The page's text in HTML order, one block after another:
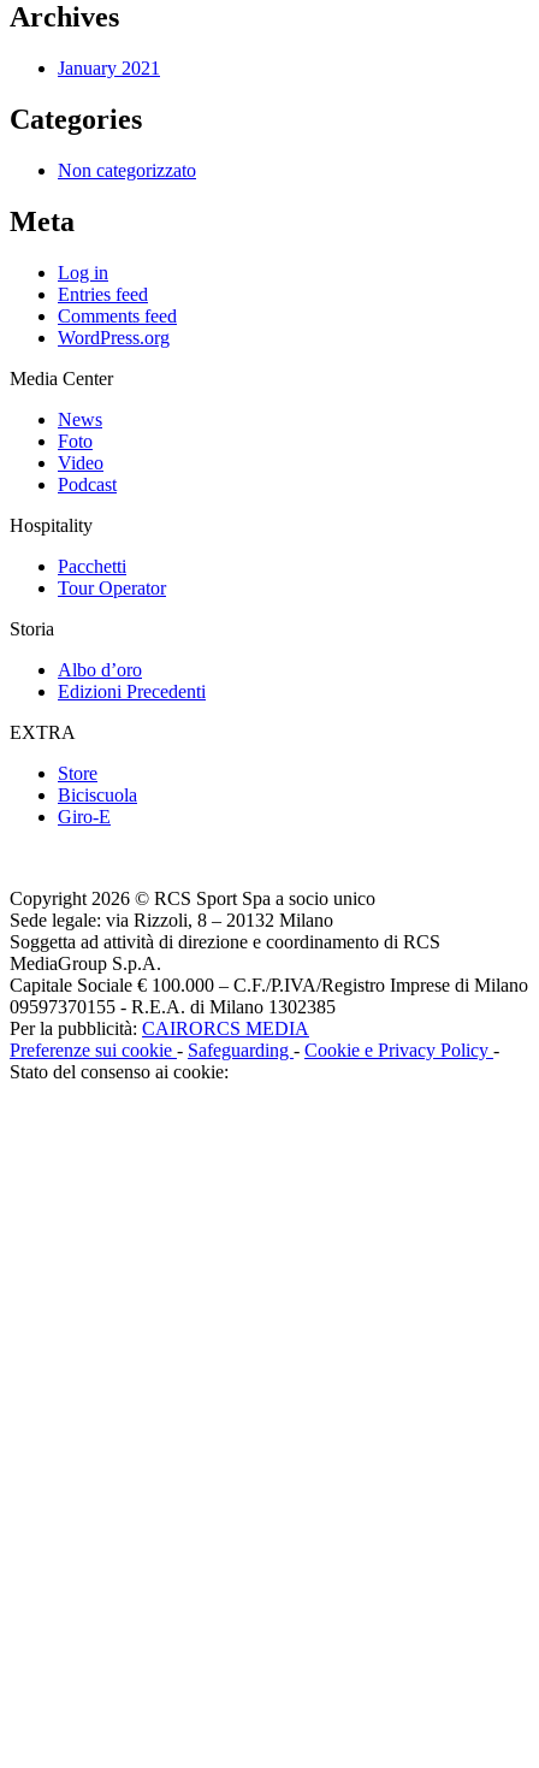
Archives
January 2021
Categories
Non categorizzato
Meta
Log in
Entries feed
Comments feed
WordPress.org
Media Center
News
Foto
Video
Podcast
Hospitality
Pacchetti
Tour Operator
Storia
Albo d’oro
Edizioni Precedenti
EXTRA
Store
Biciscuola
Giro-E
Copyright 2026 © RCS Sport Spa a socio unico
Sede legale: via Rizzoli, 8 – 20132 Milano
Soggetta ad attività di direzione e coordinamento di RCS
MediaGroup S.p.A.
Capitale Sociale € 100.000 – C.F./P.IVA/Registro Imprese di Milano
09597370155 - R.E.A. di Milano 1302385
Per la pubblicità: CAIRORCS MEDIA
Preferenze sui cookie - Safeguarding - Cookie e Privacy Policy -
Stato del consenso ai cookie: